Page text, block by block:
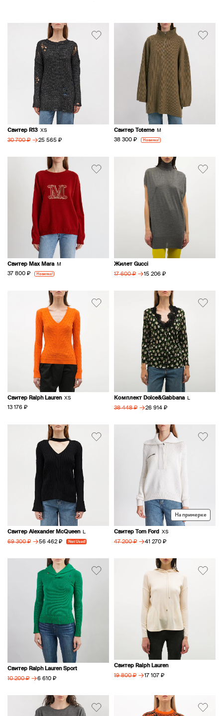
Свитер R13 XS
30 700 ₽ → 25 565 ₽
Свитер Toteme M
38 300 ₽ Новинка!
Свитер Max Mara M
37 800 ₽ Новинка!
Жилет Gucci
17 600 ₽ → 15 206 ₽
Свитер Ralph Lauren XS
13 176 ₽
Комплект Dolce&Gabbana L
38 448 ₽ → 26 914 ₽
Свитер Alexander McQueen L
69 300 ₽ → 56 462 ₽ Not Used!
На примерке
Свитер Tom Ford XS
47 200 ₽ → 41 270 ₽
Свитер Ralph Lauren Sport
10 200 ₽ → 6 610 ₽
Свитер Ralph Lauren
19 800 ₽ → 17 107 ₽